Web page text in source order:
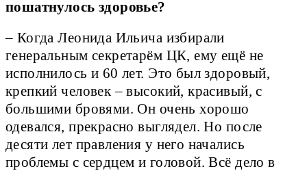
пошатнулось здоровье?
– Когда Леонида Ильича избирали
генеральным секретарём ЦК, ему ещё не
исполнилось и 60 лет. Это был здоровый,
крепкий человек – высокий, красивый, с
большими бровями. Он очень хорошо
одевался, прекрасно выглядел. Но после
десяти лет правления у него начались
проблемы с сердцем и головой. Всё дело в